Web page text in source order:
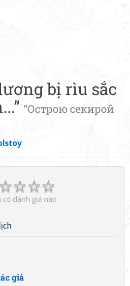
bị rìu sắc
“Острою секирой
☆
☆
☆
☆
có đánh giá nào
giả